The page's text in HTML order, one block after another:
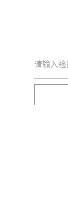
请输入验